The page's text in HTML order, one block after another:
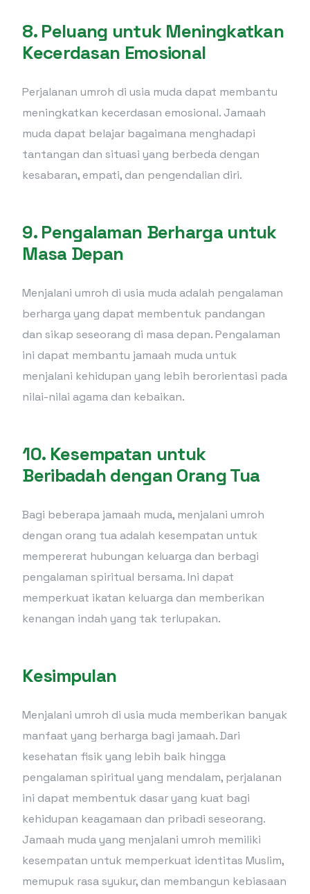
8. Peluang untuk Meningkatkan
Kecerdasan Emosional
Perjalanan umroh di usia muda dapat membantu
meningkatkan kecerdasan emosional. Jamaah
muda dapat belajar bagaimana menghadapi
tantangan dan situasi yang berbeda dengan
kesabaran, empati, dan pengendalian diri.
9. Pengalaman Berharga untuk
Masa Depan
Menjalani umroh di usia muda adalah pengalaman
berharga yang dapat membentuk pandangan
dan sikap seseorang di masa depan. Pengalaman
ini dapat membantu jamaah muda untuk
menjalani kehidupan yang lebih berorientasi pada
nilai-nilai agama dan kebaikan.
10. Kesempatan untuk
Beribadah dengan Orang Tua
Bagi beberapa jamaah muda, menjalani umroh
dengan orang tua adalah kesempatan untuk
mempererat hubungan keluarga dan berbagi
pengalaman spiritual bersama. Ini dapat
memperkuat ikatan keluarga dan memberikan
kenangan indah yang tak terlupakan.
Kesimpulan
Menjalani umroh di usia muda memberikan banyak
manfaat yang berharga bagi jamaah. Dari
kesehatan fisik yang lebih baik hingga
pengalaman spiritual yang mendalam, perjalanan
ini dapat membentuk dasar yang kuat bagi
kehidupan keagamaan dan pribadi seseorang.
Jamaah muda yang menjalani umroh memiliki
kesempatan untuk memperkuat identitas Muslim,
memupuk rasa syukur, dan membangun kebiasaan